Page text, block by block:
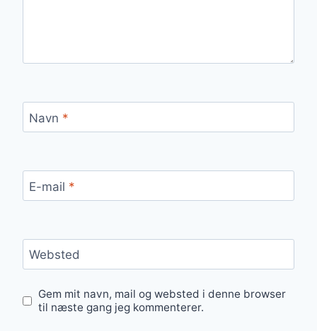
Navn *
E-mail *
Websted
Gem mit navn, mail og websted i denne browser
til næste gang jeg kommenterer.